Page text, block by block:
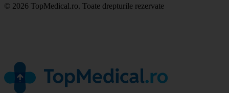
© 2026 TopMedical.ro. Toate drepturile rezervate